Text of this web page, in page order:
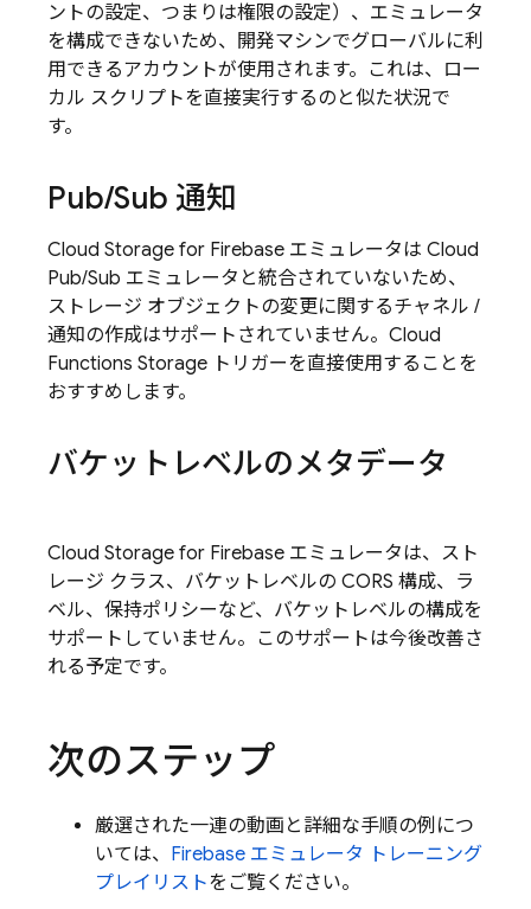
ントの設定、つまりは権限の設定）、エミュレータ
を構成できないため、開発マシンでグローバルに利
用できるアカウントが使用されます。これは、ロー
カル スクリプトを直接実行するのと似た状況で
す。
Pub/Sub 通知
Cloud Storage for Firebase エミュレータは Cloud
Pub/Sub エミュレータと統合されていないため、
ストレージ オブジェクトの変更に関するチャネル /
通知の作成はサポートされていません。 Cloud
Functions Storage トリガーを直接使用することを
おすすめします。
バケットレベルのメタデータ
Cloud Storage for Firebase エミュレータは、スト
レージ クラス、バケットレベルの CORS 構成、ラ
ベル、保持ポリシーなど、バケットレベルの構成を
サポートしていません。このサポートは今後改善さ
れる予定です。
次のステップ
厳選された一連の動画と詳細な手順の例につ
いては、 Firebase エミュレータ トレーニング
プレイリストをご覧ください。